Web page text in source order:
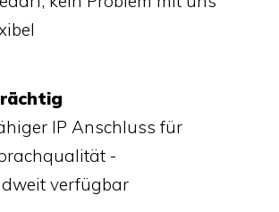
IP Anschluss für
-
verfügbar